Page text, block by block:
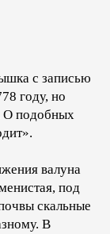
с записью
году, но
О подобных
валуна
под
скальные
В